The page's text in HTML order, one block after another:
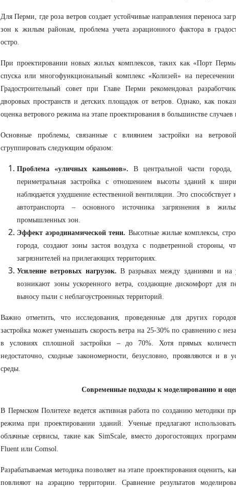
Для Перми, где роза ветров создает устойчивые направления переноса
зон к жилым районам, проблема учета аэрационного фактора в
остро.
При проектировании новых жилых комплексов, таких как «Порт
спуска или многофункциональный комплекс «Колизей» на
Градостроительный совет при Главе Перми рекомендовал
дворовых пространств и детских площадок от ветров. Однако, как
оценка ветрового режима на этапе проектирования в большинстве случаев
Основные проблемы, связанные с влиянием застройки на
сгруппировать следующим образом:
Проблема «уличных каньонов». В центральной части города,
периметральная застройка с отношением высоты зданий к
наблюдается ухудшение естественной вентиляции. Это
автотранспорта – основного источника загрязнения в
промышленных зон.
Эффект аэродинамической тени. Высотные жилые комплексы,
города, создают зоны застоя воздуха с подветренной стороны,
загрязнителей на прилегающих территориях.
Усиление ветровых нагрузок. В разрывах между зданиями и на
возникают зоны ускоренного ветра, создающие дискомфорт для
выносу пыли с неблагоустроенных территорий.
Важно отметить, что исследования, проведенные для других
застройка может уменьшать скорость ветра на 25-30% по сравнению с
в условиях сплошной застройки – до 70%. Хотя прямых
недостаточно, сходные закономерности, безусловно, проявляются и в
среды.
Современные подходы к моделированию и
В Пермском Политехе ведется активная работа по созданию методики
режима при проектировании зданий. Ученые предлагают
облачные сервисы, такие как SimScale, вместо дорогостоящих
Fluent или Comsol.
Разрабатываемая методика позволяет на этапе проектирования оценить,
повлияют на аэрацию территории. Сравнение результатов